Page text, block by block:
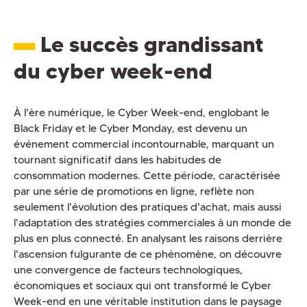
Le succès grandissant
du cyber week-end
À l'ère numérique, le Cyber Week-end, englobant le
Black Friday et le Cyber Monday, est devenu un
événement commercial incontournable, marquant un
tournant significatif dans les habitudes de
consommation modernes. Cette période, caractérisée
par une série de promotions en ligne, reflète non
seulement l'évolution des pratiques d'achat, mais aussi
l'adaptation des stratégies commerciales à un monde de
plus en plus connecté. En analysant les raisons derrière
l'ascension fulgurante de ce phénomène, on découvre
une convergence de facteurs technologiques,
économiques et sociaux qui ont transformé le Cyber
Week-end en une véritable institution dans le paysage